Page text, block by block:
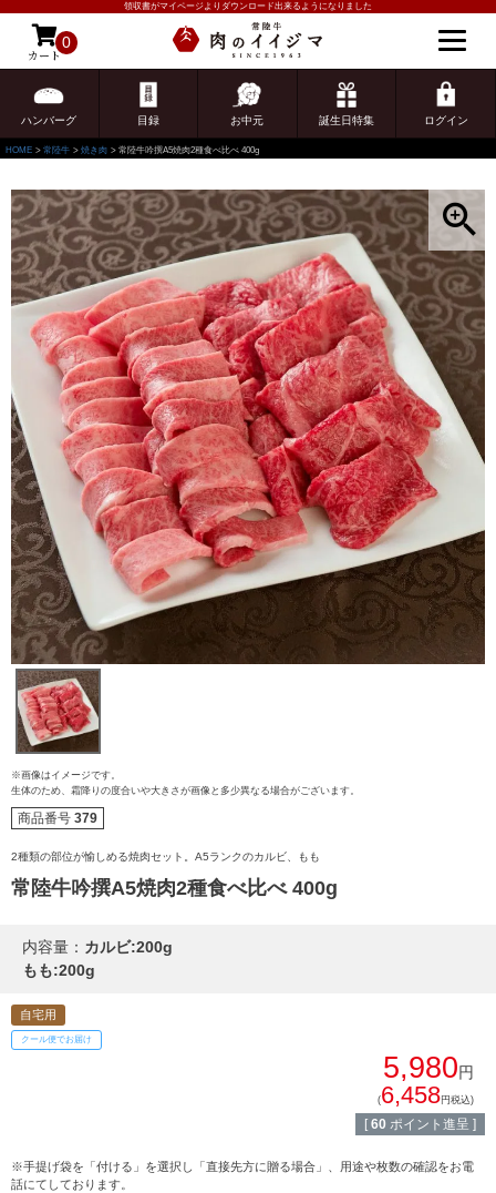
領収書がマイページよりダウンロード出来るようになりました
カート
0
ハンバーグ 目録 お中元 誕生日特集 ログイン
ゲスト 様こんにちは
ログイン
ご注文ガイド
配送・送料
熨斗・カード
ショップ一覧
食べ方からから探す
すき焼き
しゃぶしゃぶ
焼き肉
みそ漬け
HOME 常陸牛 焼き肉 常陸牛吟撰A5焼肉2種食べ比べ 400g
※画像はイメージです。
生体のため、霜降りの度合いや大きさが画像と多少異なる場合がございます。
商品番号 379
2種類の部位が愉しめる焼肉セット。A5ランクのカルビ、もも
常陸牛吟撰A5焼肉2種食べ比べ 400g
内容量： カルビ:200g
もも:200g
自宅用
クール便でお届け
5,980円
(6,458円税込)
[ 60 ポイント進呈 ]
※手提げ袋を「付ける」を選択し「直接先方に贈る場合」、用途や枚数の確認をお電
話にてしております。